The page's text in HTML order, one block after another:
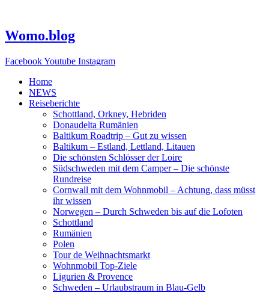
springen
Womo.blog
FacebookYoutube Instagram
Home
NEWS
Reiseberichte
Schottland, Orkney, Hebriden
Donaudelta Rumänien
Baltikum Roadtrip – Gut zu wissen
Baltikum – Estland, Lettland, Litauen
Die schönsten Schlösser der Loire
Südschweden mit dem Camper – Die schönste
Rundreise
Cornwall mit dem Wohnmobil – Achtung, dass müsst
ihr wissen
Norwegen – Durch Schweden bis auf die Lofoten
Schottland
Rumänien
Polen
Tour de Weihnachtsmarkt
Wohnmobil Top-Ziele
Ligurien & Provence
Schweden – Urlaubstraum in Blau-Gelb